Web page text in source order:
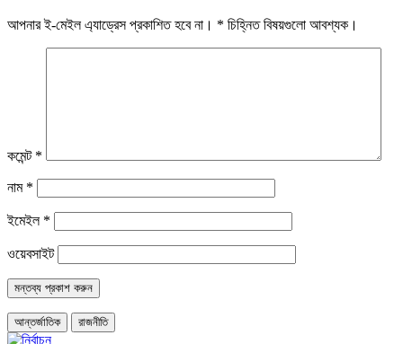
আপনার ই-মেইল এ্যাড্রেস প্রকাশিত হবে না। * চিহ্নিত বিষয়গুলো আবশ্যক।
কমেন্ট *
নাম *
ইমেইল *
ওয়েবসাইট
আন্তর্জাতিক রাজনীতি